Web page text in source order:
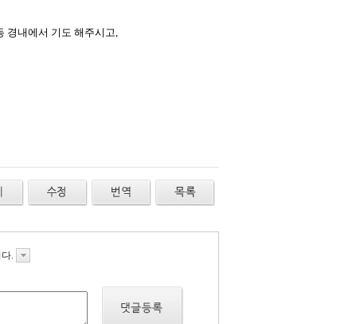
경내에서 기도 해주시고,
.